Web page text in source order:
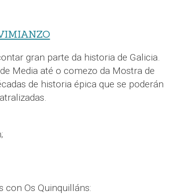
gran parte da historia de Galicia.
Media até o comezo da Mostra de
de historia épica que se poderán
con Os Quinquilláns: